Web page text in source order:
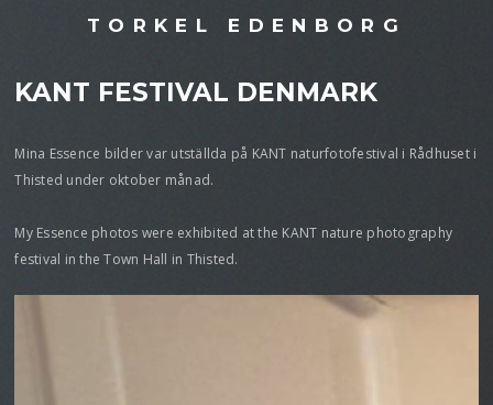
TORKEL EDENBORG
KANT FESTIVAL DENMARK
Mina Essence bilder var utställda på KANT naturfotofestival i Rådhuset i
Thisted under oktober månad.
My Essence photos were exhibited at the KANT nature photography
festival in the Town Hall in Thisted.